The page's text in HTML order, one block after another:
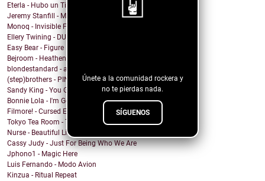
Únete a la comunidad rockera y
no te pierdas nada.
SÍGUENOS
Eterla - Hubo un Tiempo
Jeremy Stanfill - Moving Day
Monoq - Invisible Finish Line
Ellery Twining - DUSTY SPRINGFIELD'S RECORD COLLEC...
Easy Bear - Figure It Out
Bejroom - Heathens
blondestandard - arms of another
(step)brothers - PINOT NOIR
Sandy King - You Got Me Mixed Up With That Bottle
Bonnie Lola - I'm Going Home
Filmore! - Cursed Energy
Tokyo Tea Room - Tell Me How
Nurse - Beautiful Lie
Cassy Judy - Just For Being Who We Are
Jphono1 - Magic Here
Luis Fernando - Modo Avion
Kinzua - Ritual Repeat